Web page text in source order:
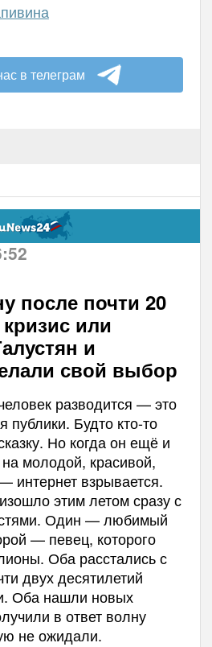
в телеграм
после почти 20
или
и
свой выбор
разводится — это
публики. Будто кто-то
Но когда он ещё и
молодой, красивой,
интернет взрывается.
этим летом сразу с
Один — любимый
— певец, которого
Оба расстались с
двух десятилетий
Оба нашли новых
в ответ волну
не ожидали.